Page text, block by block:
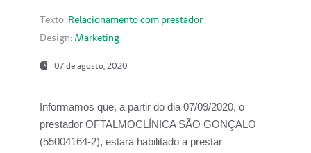
Texto: Relacionamento com prestador
Design: Marketing
07 de agosto, 2020
Informamos que, a partir do dia 07/09/2020, o
prestador OFTALMOCLÍNICA SÃO GONÇALO
(55004164-2), estará habilitado a prestar